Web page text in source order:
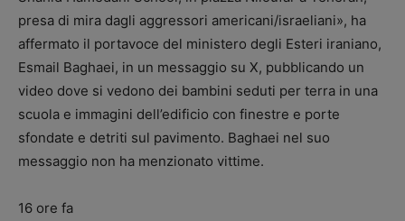
presa di mira dagli aggressori americani/israeliani», ha
affermato il portavoce del ministero degli Esteri iraniano,
Esmail Baghaei, in un messaggio su X, pubblicando un
video dove si vedono dei bambini seduti per terra in una
scuola e immagini dell’edificio con finestre e porte
sfondate e detriti sul pavimento. Baghaei nel suo
messaggio non ha menzionato vittime.
16 ore fa